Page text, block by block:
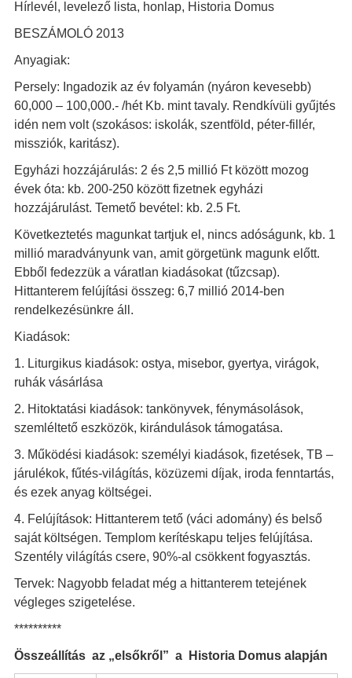
Hírlevél, levelező lista, honlap, Historia Domus
BESZÁMOLÓ 2013
Anyagiak:
Persely: Ingadozik az év folyamán (nyáron kevesebb)
60,000 – 100,000.- /hét Kb. mint tavaly. Rendkívüli gyűjtés
idén nem volt (szokásos: iskolák, szentföld, péter-fillér,
missziók, karitász).
Egyházi hozzájárulás: 2 és 2,5 millió Ft között mozog
évek óta: kb. 200-250 között fizetnek egyházi
hozzájárulást. Temető bevétel: kb. 2.5 Ft.
Következtetés magunkat tartjuk el, nincs adóságunk, kb. 1
millió maradványunk van, amit görgetünk magunk előtt.
Ebből fedezzük a váratlan kiadásokat (tűzcsap).
Hittanterem felújítási összeg: 6,7 millió 2014-ben
rendelkezésünkre áll.
Kiadások:
1. Liturgikus kiadások: ostya, misebor, gyertya, virágok,
ruhák vásárlása
2. Hitoktatási kiadások: tankönyvek, fénymásolások,
szemléltető eszközök, kirándulások támogatása.
3. Működési kiadások: személyi kiadások, fizetések, TB –
járulékok, fűtés-világítás, közüzemi díjak, iroda fenntartás,
és ezek anyag költségei.
4. Felújítások: Hittanterem tető (váci adomány) és belső
saját költségen. Templom kerítéskapu teljes felújítása.
Szentély világítás csere, 90%-al csökkent fogyasztás.
Tervek: Nagyobb feladat még a hittanterem tetejének
végleges szigetelése.
**********
Összeállítás az „elsőkről” a Historia Domus alapján